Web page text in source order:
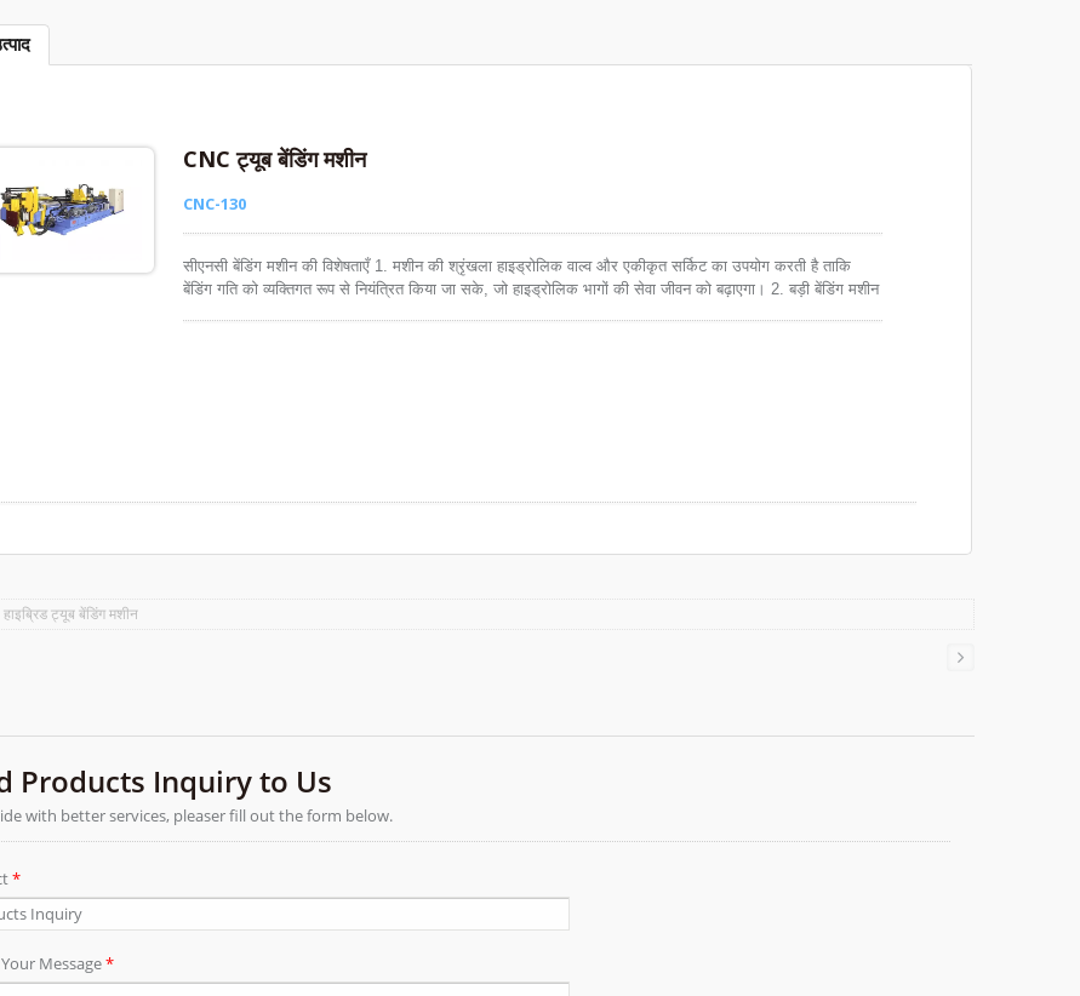
CNC ट्यूब बेंडिंग मशीन
CNC-130
सीएनसी बेंडिंग मशीन की विशेषताएँ 1. मशीन की श्रृंखला हाइड्रोलिक वाल्व और एकीकृत सर्किट का उपयोग करती है ताकि
बेंडिंग गति को व्यक्तिगत रूप से नियंत्रित किया जा सके, जो हाइड्रोलिक भागों की सेवा जीवन को बढ़ाएगा। 2. बड़ी बेंडिंग मशीन
ट्यूब बेंडिंग मशीन